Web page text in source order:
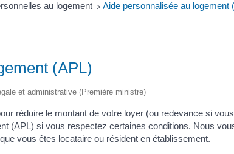
au logement > Aide personnalisée au logement
(APL)
et administrative (Première ministre)
réduire le montant de votre loyer (ou redevance si
(APL) si vous respectez certaines conditions. Nous
vous êtes locataire ou résident en établissement.